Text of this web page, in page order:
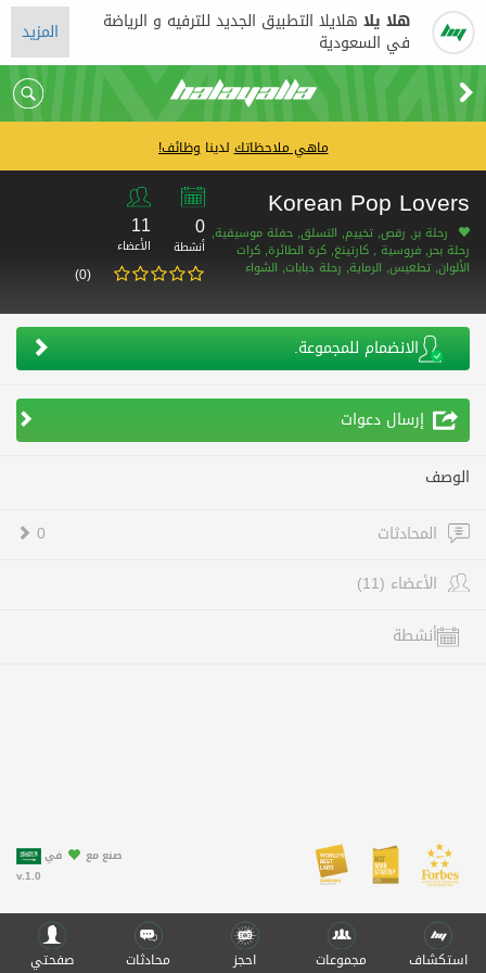
هلا يلا هلايلا التطبيق الجديد للترفيه و الرياضة
في السعودية المزيد
ماهي ملاحظاتكلديناوظائف!
Korean Pop Lovers
رحلة بر, رقص, تخييم, التسلق, حفلة موسيقية,
رحلة بحر, فروسية , كارتينغ, كرة الطائرة, كرات
الألوان, تطعيس, الرماية, رحلة دبابات, الشواء
0
أنشطة
11
الأعضاء
(0)
الانضمام للمجموعة.
إرسال دعوات
الوصف
المحادثات
0
الأعضاء (11)
أنشطة
صنع مع
في
v.1.0
استكشاف مجموعات احجز محادثات صفحتي